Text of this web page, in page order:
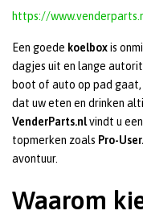
https://
Een goede koelboxis
dagjes uit en lange
boot of auto op pad
dat uw eten en drinken
VenderParts.nlvindt u
topmerken zoals Pro-User.
avontuur.
Waarom